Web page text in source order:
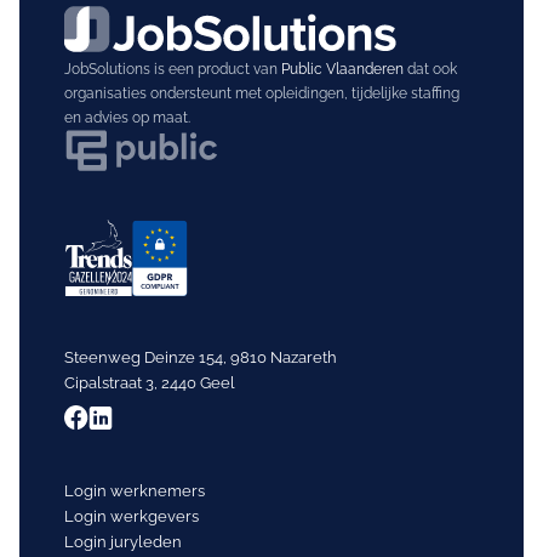
JobSolutions is een product van Public Vlaanderendat ook
organisaties ondersteunt met opleidingen, tijdelijke staffing
en advies op maat.
Steenweg Deinze 154, 9810 Nazareth
Cipalstraat 3, 2440 Geel
Login werknemers
Login werkgevers
Login juryleden